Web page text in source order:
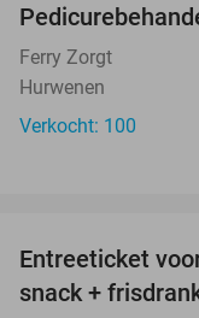
OUT
Ferry Zorgt
Hurwenen
Verkocht: 100
Entreeticket
snack +